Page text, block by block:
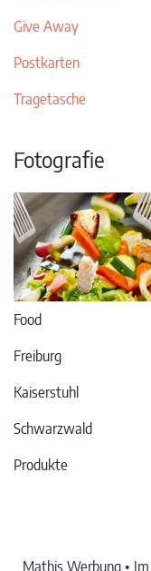
Give Away
Postkarten
Tragetasche
Fotografie
Food
Freiburg
Kaiserstuhl
Schwarzwald
Produkte
Mathis Werbung •